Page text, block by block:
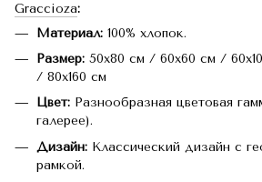
Graccioza:
Материал: 100% хлопок.
Размер: 50x80 см / 60x60 см /
/ 80x160 см
Цвет: Разнообразная цветовая
галерее).
Дизайн: Классический дизайн с
рамкой.